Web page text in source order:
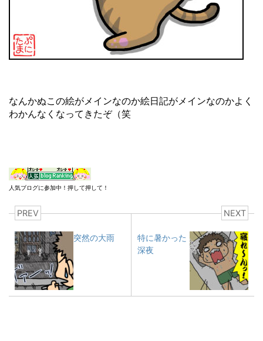
なんかぬこの絵がメインなのか絵日記がメインなのかよく
わかんなくなってきたぞ（笑
人気ブログに参加中！押して押して！
PREV
突然の大雨
NEXT
特に暑かった
深夜